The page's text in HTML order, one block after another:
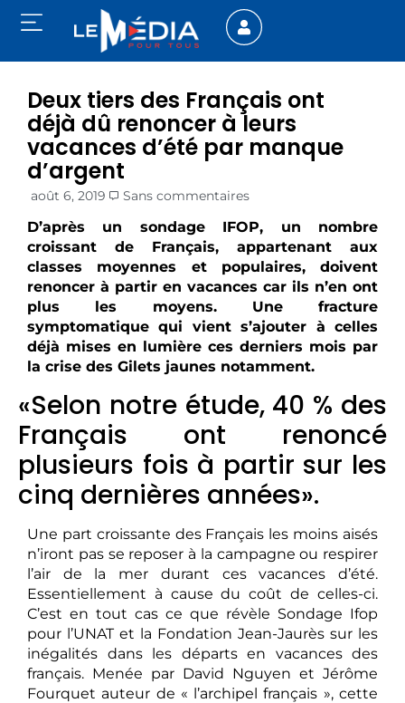
Deux tiers des Français ont
déjà dû renoncer à leurs
vacances d’été par manque
d’argent
août 6, 2019 Sans commentaires
D’après un sondage IFOP, un nombre
croissant de Français, appartenant aux
classes moyennes et populaires, doivent
renoncer à partir en vacances car ils n’en ont
plus les moyens. Une fracture
symptomatique qui vient s’ajouter à celles
déjà mises en lumière ces derniers mois par
la crise des Gilets jaunes notamment.
«Selon notre étude, 40 % des
Français ont renoncé
plusieurs fois à partir sur les
cinq dernières années».
Une part croissante des Français les moins aisés
n’iront pas se reposer à la campagne ou respirer
l’air de la mer durant ces vacances d’été.
Essentiellement à cause du coût de celles-ci.
C’est en tout cas ce que révèle Sondage Ifop
pour l’UNAT et la Fondation Jean-Jaurès sur les
inégalités dans les départs en vacances des
français. Menée par David Nguyen et Jérôme
Fourquet auteur de « l’archipel français », cette